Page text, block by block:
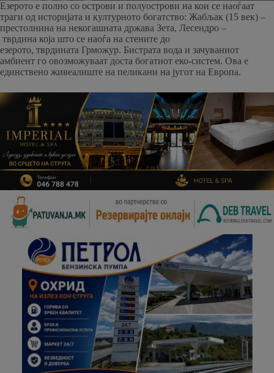
Езерото е полно со острови и полуострови на кои се наоѓаат
траги од историјата и културното богатство: Жабљак (15 век) –
престолнина на некогашната држава Зета, Лесендро –
тврдина која што се наоѓа на стените до
езерото, тврдината Грможур. Бистрата вода и зачуваниот
амбиент го овозможуваат доста богатиот еко-систем. Ова е
единствено живеалиште на пеликани на југот на Европа.